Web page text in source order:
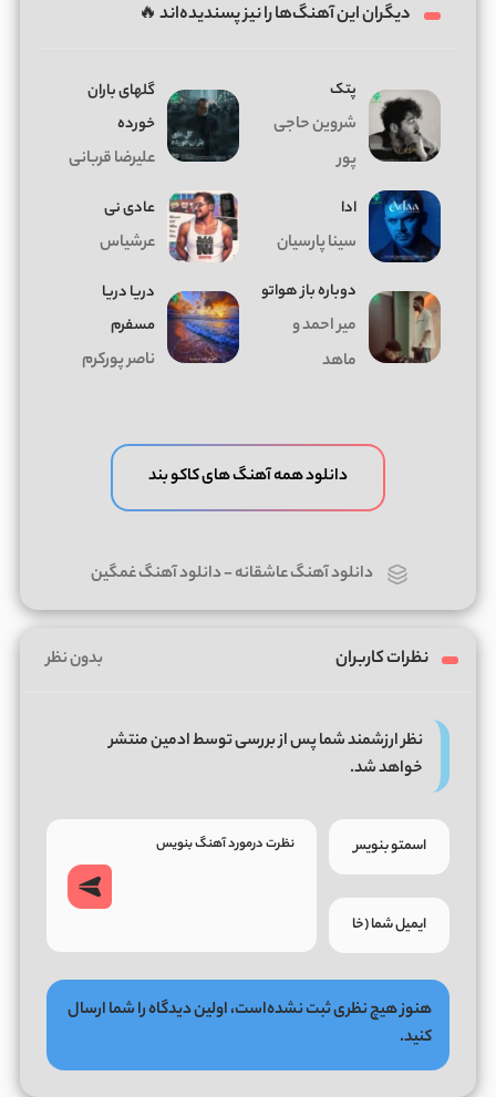
دیگران این آهنگ‌ها را نیز پسندیده‌اند 🔥
پتک
شروین حاجی
پور
گلهای باران
خورده
علیرضا قربانی
ادا
سینا پارسیان
عادی نی
عرشیاس
دوباره باز هواتو
میر احمد و
ماهد
دریا دریا
مسفرم
ناصر پورکرم
دانلود همه آهنگ های کاکو بند
دانلود آهنگ عاشقانه-دانلود آهنگ غمگین
نظرات کاربران بدون نظر
نظر ارزشمند شما پس از بررسی توسط ادمین منتشر
خواهد شد.
هنوز هیچ نظری ثبت نشده‌است، اولین دیدگاه را شما ارسال
کنید.